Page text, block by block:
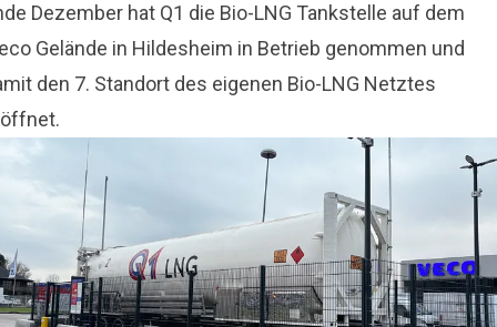
Dezember hat Q1 die Bio-LNG Tankstelle auf dem
Gelände in Hildesheim in Betrieb genommen und
den 7. Standort des eigenen Bio-LNG Netztes